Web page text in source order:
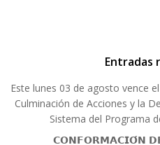
Entradas
Este lunes 03 de agosto vence
Culminación de Acciones y la
Sistema del Programa
𝗖𝗢𝗡𝗙𝗢𝗥𝗠𝗔𝗖𝗜𝗢́𝗡